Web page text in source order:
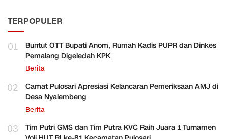
TERPOPULER
01
Buntut OTT Bupati Anom, Rumah Kadis PUPR dan Dinkes
Pemalang Digeledah KPK
Berita
02
Camat Pulosari Apresiasi Kelancaran Pemeriksaan AMJ di
Desa Nyalembeng
Berita
03
Tim Putri GMS dan Tim Putra KVC Raih Juara 1 Turnamen